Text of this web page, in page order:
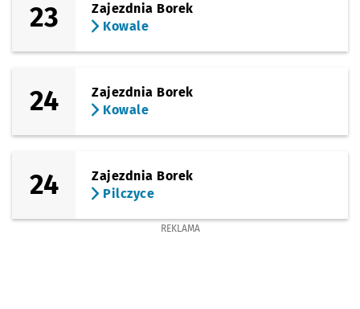
23
Zajezdnia Borek
Kowale
24
Zajezdnia Borek
Kowale
24
Zajezdnia Borek
Pilczyce
REKLAMA